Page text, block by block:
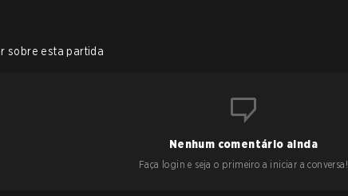
sobre esta partida
Nenhum comentário ainda
Faça login e seja o primeiro a iniciar a conversa!